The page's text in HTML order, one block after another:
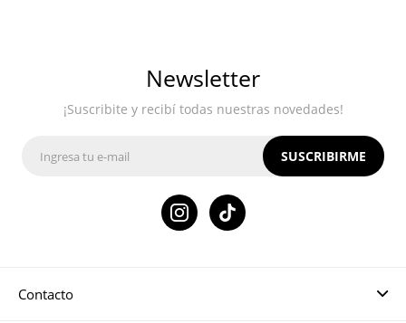
Contacto
Newsletter
¡Suscribite y recibí todas nuestras novedades!
SUSCRIBIRME
